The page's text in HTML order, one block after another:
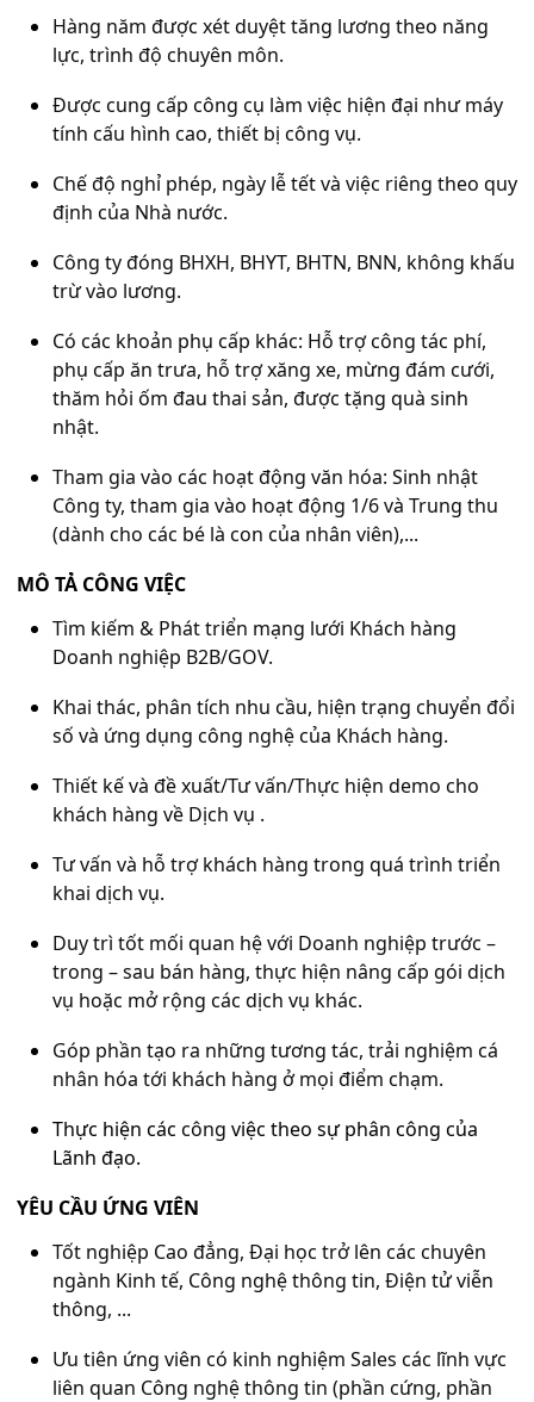
Hàng năm được xét duyệt tăng lương theo năng
lực, trình độ chuyên môn.
Được cung cấp công cụ làm việc hiện đại như máy
tính cấu hình cao, thiết bị công vụ.
Chế độ nghỉ phép, ngày lễ tết và việc riêng theo quy
định của Nhà nước.
Công ty đóng BHXH, BHYT, BHTN, BNN, không khấu
trừ vào lương.
Có các khoản phụ cấp khác: Hỗ trợ công tác phí,
phụ cấp ăn trưa, hỗ trợ xăng xe, mừng đám cưới,
thăm hỏi ốm đau thai sản, được tặng quà sinh
nhật.
Tham gia vào các hoạt động văn hóa: Sinh nhật
Công ty, tham gia vào hoạt động 1/6 và Trung thu
(dành cho các bé là con của nhân viên),...
MÔ TẢ CÔNG VIỆC
Tìm kiếm & Phát triển mạng lưới Khách hàng
Doanh nghiệp B2B/GOV.
Khai thác, phân tích nhu cầu, hiện trạng chuyển đổi
số và ứng dụng công nghệ của Khách hàng.
Thiết kế và đề xuất/Tư vấn/Thực hiện demo cho
khách hàng về Dịch vụ .
Tư vấn và hỗ trợ khách hàng trong quá trình triển
khai dịch vụ.
Duy trì tốt mối quan hệ với Doanh nghiệp trước –
trong – sau bán hàng, thực hiện nâng cấp gói dịch
vụ hoặc mở rộng các dịch vụ khác.
Góp phần tạo ra những tương tác, trải nghiệm cá
nhân hóa tới khách hàng ở mọi điểm chạm.
Thực hiện các công việc theo sự phân công của
Lãnh đạo.
YÊU CẦU ỨNG VIÊN
Tốt nghiệp Cao đẳng, Đại học trở lên các chuyên
ngành Kinh tế, Công nghệ thông tin, Điện tử viễn
thông, ...
Ưu tiên ứng viên có kinh nghiệm Sales các lĩnh vực
liên quan Công nghệ thông tin (phần cứng, phần